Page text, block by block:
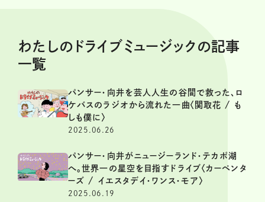
わたしのドライブミュージックの記事
一覧
パンサー・向井を芸人人生の谷間で救った、ロ
ケバスのラジオから流れた一曲〈関取花 / も
しも僕に〉
2025.06.26
パンサー・向井がニュージーランド・テカポ湖
へ。世界一の星空を目指すドライブ〈カーペンタ
ーズ / イエスタデイ・ワンス・モア〉
2025.06.19